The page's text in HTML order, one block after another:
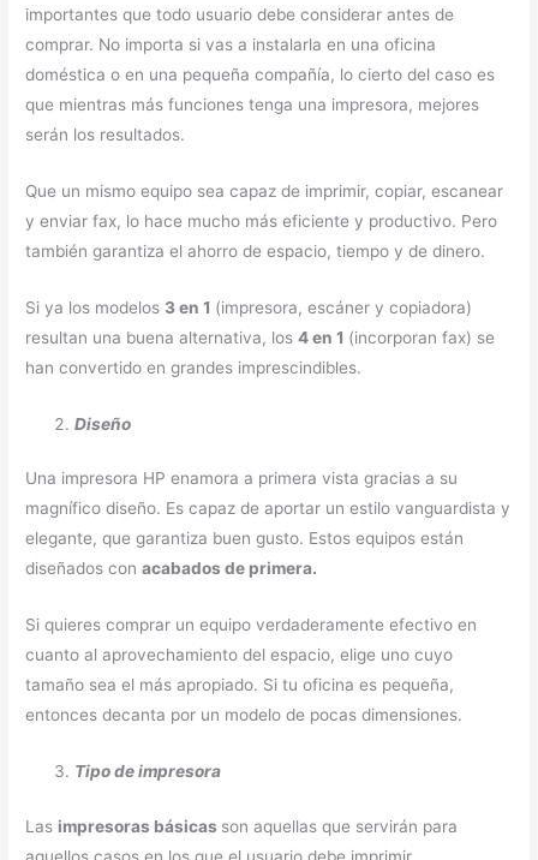
importantes que todo usuario debe considerar antes de
comprar. No importa si vas a instalarla en una oficina
doméstica o en una pequeña compañía, lo cierto del caso es
que mientras más funciones tenga una impresora, mejores
serán los resultados.
Que un mismo equipo sea capaz de imprimir, copiar, escanear
y enviar fax, lo hace mucho más eficiente y productivo. Pero
también garantiza el ahorro de espacio, tiempo y de dinero.
Si ya los modelos 3 en 1 (impresora, escáner y copiadora)
resultan una buena alternativa, los4 en 1 (incorporan fax) se
han convertido en grandes imprescindibles.
Diseño
Una impresora HP enamora a primera vista gracias a su
magnífico diseño. Es capaz de aportar un estilo vanguardista y
elegante, que garantiza buen gusto. Estos equipos están
diseñados conacabados de primera.
Si quieres comprar un equipo verdaderamente efectivo en
cuanto al aprovechamiento del espacio, elige uno cuyo
tamaño sea el más apropiado. Si tu oficina es pequeña,
entonces decanta por un modelo de pocas dimensiones.
Tipo de impresora
Las impresoras básicas son aquellas que servirán para
aquellos casos en los que el usuario debe imprimir